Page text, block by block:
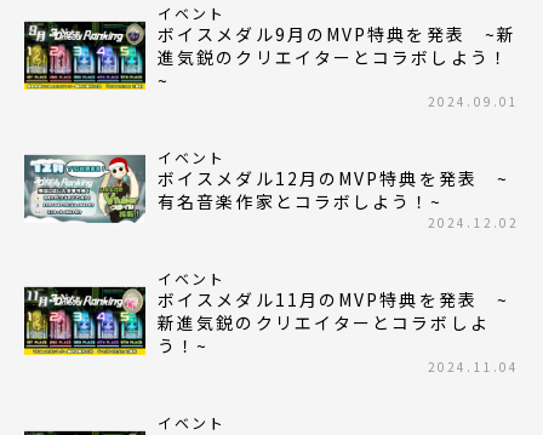
イベント
ボイスメダル9月のMVP特典を発表 ~新
進気鋭のクリエイターとコラボしよう！
~
2024.09.01
イベント
ボイスメダル12月のMVP特典を発表 ~
有名音楽作家とコラボしよう！~
2024.12.02
イベント
ボイスメダル11月のMVP特典を発表 ~
新進気鋭のクリエイターとコラボしよ
う！~
2024.11.04
イベント